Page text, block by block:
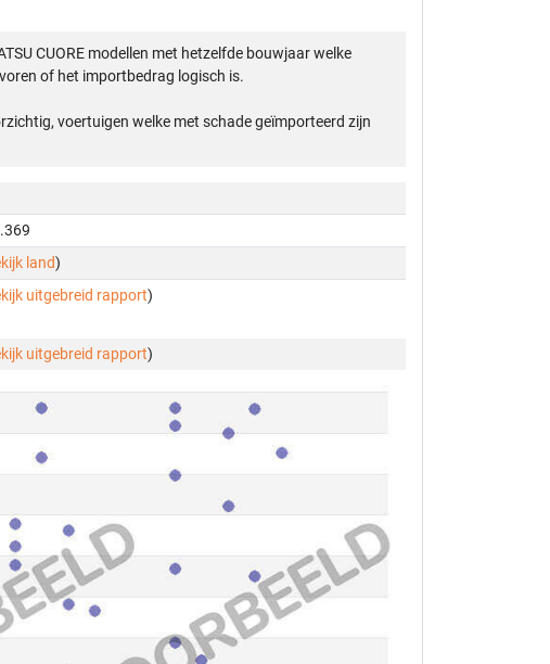
CUORE modellen met hetzelfde bouwjaar welke
of het importbedrag logisch is.
voertuigen welke met schade geïmporteerd zijn
land)
uitgebreid rapport)
uitgebreid rapport)